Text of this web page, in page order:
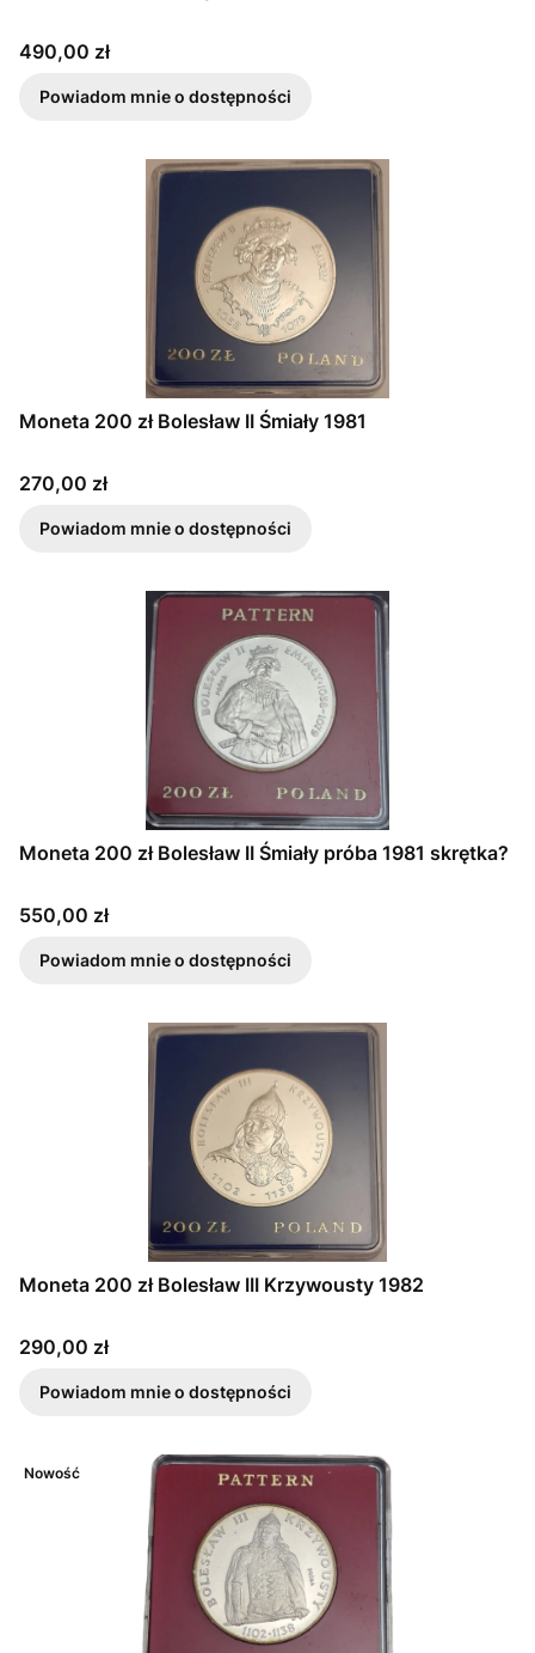
Cena
490,00 zł
Powiadom mnie o dostępności
Moneta 200 zł Bolesław II Śmiały 1981
Cena
270,00 zł
Powiadom mnie o dostępności
Moneta 200 zł Bolesław II Śmiały próba 1981 skrętka?
Cena
550,00 zł
Powiadom mnie o dostępności
Moneta 200 zł Bolesław III Krzywousty 1982
Cena
290,00 zł
Powiadom mnie o dostępności
Nowość